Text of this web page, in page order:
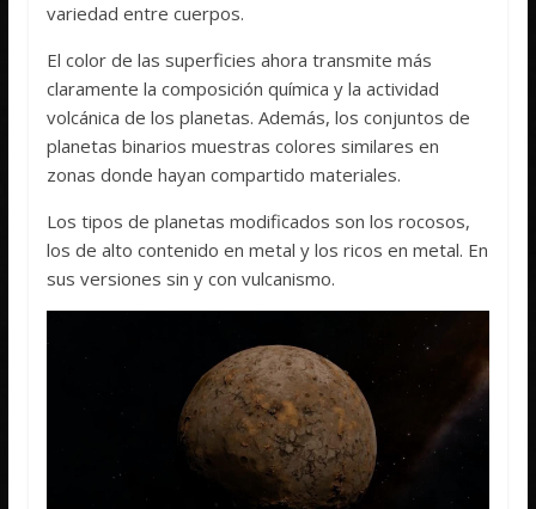
variedad entre cuerpos.
El color de las superficies ahora transmite más
claramente la composición química y la actividad
volcánica de los planetas. Además, los conjuntos de
planetas binarios muestras colores similares en
zonas donde hayan compartido materiales.
Los tipos de planetas modificados son los rocosos,
los de alto contenido en metal y los ricos en metal. En
sus versiones sin y con vulcanismo.